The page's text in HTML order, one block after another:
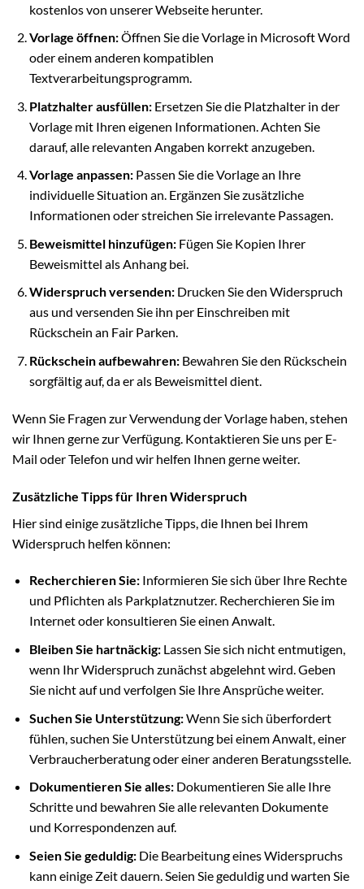
kostenlos von unserer Webseite herunter.
Vorlage öffnen:Öffnen Sie die Vorlage in Microsoft Word
oder einem anderen kompatiblen
Textverarbeitungsprogramm.
Platzhalter ausfüllen:Ersetzen Sie die Platzhalter in der
Vorlage mit Ihren eigenen Informationen. Achten Sie
darauf, alle relevanten Angaben korrekt anzugeben.
Vorlage anpassen:Passen Sie die Vorlage an Ihre
individuelle Situation an. Ergänzen Sie zusätzliche
Informationen oder streichen Sie irrelevante Passagen.
Beweismittel hinzufügen:Fügen Sie Kopien Ihrer
Beweismittel als Anhang bei.
Widerspruch versenden:Drucken Sie den Widerspruch
aus und versenden Sie ihn per Einschreiben mit
Rückschein an Fair Parken.
Rückschein aufbewahren:Bewahren Sie den Rückschein
sorgfältig auf, da er als Beweismittel dient.
Wenn Sie Fragen zur Verwendung der Vorlage haben, stehen
wir Ihnen gerne zur Verfügung. Kontaktieren Sie uns per E-
Mail oder Telefon und wir helfen Ihnen gerne weiter.
Zusätzliche Tipps für Ihren Widerspruch
Hier sind einige zusätzliche Tipps, die Ihnen bei Ihrem
Widerspruch helfen können:
Recherchieren Sie:Informieren Sie sich über Ihre Rechte
und Pflichten als Parkplatznutzer. Recherchieren Sie im
Internet oder konsultieren Sie einen Anwalt.
Bleiben Sie hartnäckig:Lassen Sie sich nicht entmutigen,
wenn Ihr Widerspruch zunächst abgelehnt wird. Geben
Sie nicht auf und verfolgen Sie Ihre Ansprüche weiter.
Suchen Sie Unterstützung:Wenn Sie sich überfordert
fühlen, suchen Sie Unterstützung bei einem Anwalt, einer
Verbraucherberatung oder einer anderen Beratungsstelle.
Dokumentieren Sie alles:Dokumentieren Sie alle Ihre
Schritte und bewahren Sie alle relevanten Dokumente
und Korrespondenzen auf.
Seien Sie geduldig:Die Bearbeitung eines Widerspruchs
kann einige Zeit dauern. Seien Sie geduldig und warten Sie